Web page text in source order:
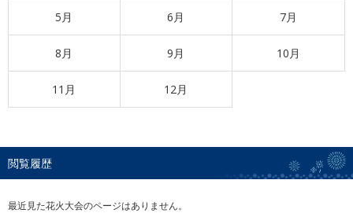
5月 6月 7月
8月 9月 10月
11月 12月
閲覧履歴
最近見た花火大会のページはありません。